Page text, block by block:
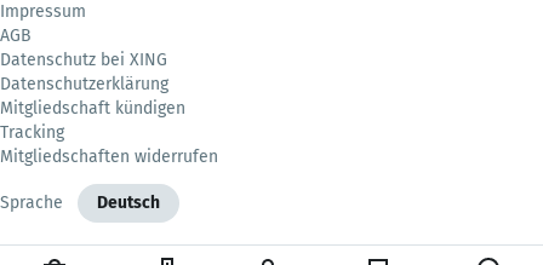
Impressum
AGB
Datenschutz bei XING
Datenschutzerklärung
Mitgliedschaft kündigen
Tracking
Mitgliedschaften widerrufen
Sprache Deutsch